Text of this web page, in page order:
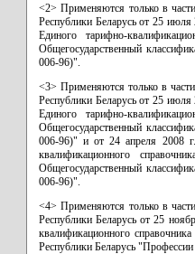
<2> Применяются только в
Республики Беларусь от 25
Единого тарифно-
Общегосударственный
006-96)".
<3> Применяются только в
Республики Беларусь от 25
Единого тарифно-
Общегосударственный
006-96)" и от 24 апреля 2008
квалификационного
Общегосударственный
006-96)".
<4> Применяются только в
Республики Беларусь от 25
квалификационного
Республики Беларусь